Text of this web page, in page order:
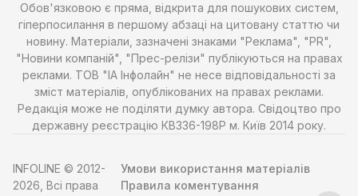
Обов'язковою є пряма, відкрита для пошукових систем,
гіперпосилання в першому абзаці на цитовану статтю чи
новину. Матеріали, зазначені знаками "Реклама", "PR",
"Новини компаній", "Прес-релізи" публікуються на правах
реклами. ТОВ "ІА Інфолайн" не несе відповідальності за
зміст матеріалів, опублікованих на правах реклами.
Редакція може не поділяти думку автора. Свідоцтво про
державну реєстрацію КВ336-198Р м. Київ 2014 року.
INFOLINE © 2012-
2026, Всі права
Умови використання матеріалів
Правила коментування